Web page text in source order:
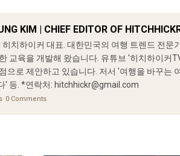
KIM | CHIEF EDITOR OF
히치하이커 대표. 대한민국의 여행 트렌드 전문
교육을 개발해 왔습니다. 유튜브 '히치하이커
으로 제안하고 있습니다. 저서 '여행을 바꾸는
' 등. *연락처: hitchhickr@gmail.com
0 Comments